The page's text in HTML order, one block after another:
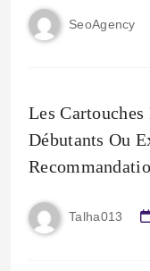
SeoAgency
Les
Débutants Ou
Talha013